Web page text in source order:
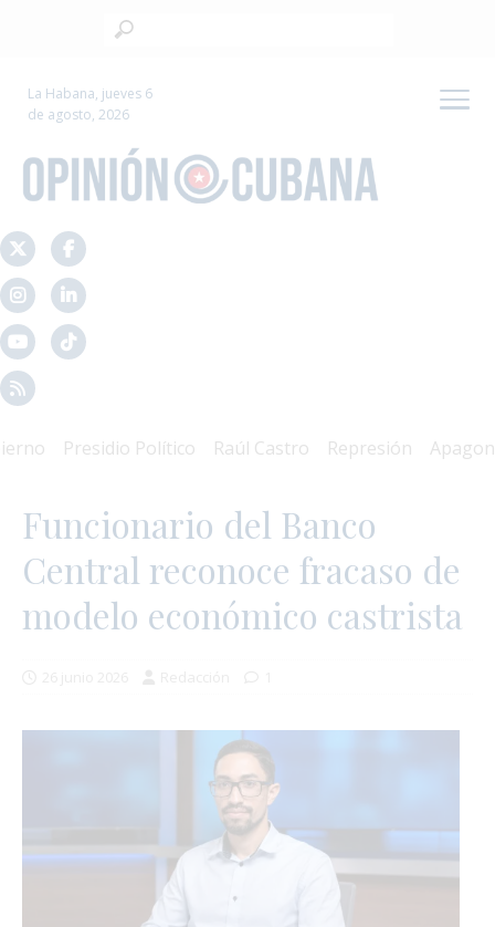
La Habana, jueves 6
de agosto, 2026
Presidio Político Raúl Castro Represión Apagones
Funcionario del Banco
Central reconoce fracaso de
modelo económico castrista